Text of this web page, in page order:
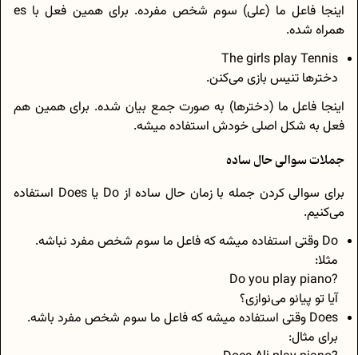
اینجا فاعل ما (علی) سوم شخص مفرده. برای همین فعل با es
همراه شده.
The girls play Tennis
دخترها تنیس بازی می‌کنن.
اینجا فاعل ما (دخترها) به صورت جمع بیان شده. برای همین هم
فعل به شکل اصلی خودش استفاده میشه.
جملات سوالی حال ساده
برای سوالی کردن جمله با زمان حال ساده از Do یا Does استفاده
می‌کنیم.
Do وقتی استفاده میشه که فاعل ما سوم شخص مفرد نباشه.
مثلا:
?Do you play piano
آیا تو پیانو می‌نوازی؟
Does وقتی استفاده میشه که فاعل ما سوم شخص مفرد باشه.
برای مثال: